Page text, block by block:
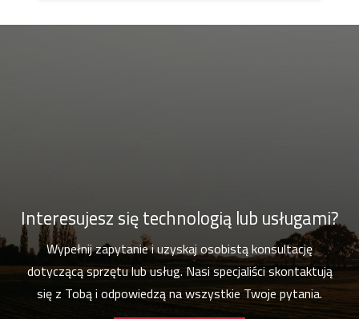
Interesujesz się technologią lub usługami?
Wypełnij zapytanie i uzyskaj osobistą konsultację
dotyczącą sprzętu lub usług. Nasi specjaliści skontaktują
się z Tobą i odpowiedzą na wszystkie Twoje pytania.